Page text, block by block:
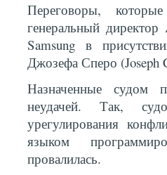
Переговоры,
генеральный
Samsung в
Джозефа Сперо (Joseph
Назначенные судом
неудачей. Так,
урегулирования
языком
провалилась.